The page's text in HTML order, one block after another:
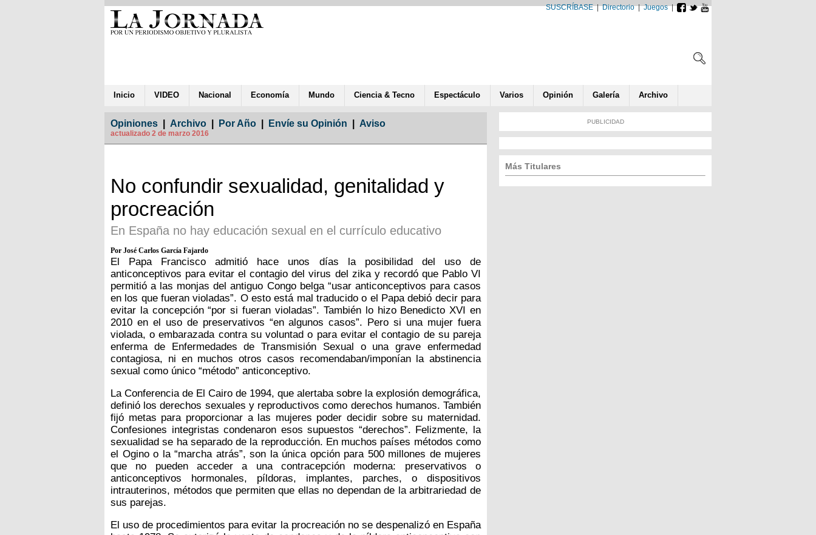
SUSCRÍBASE|Directorio|Juegos|
Inicio VIDEO Nacional Economía Mundo Ciencia & Tecno Espectáculo Varios Opinión Galería Archivo
Opiniones Archivo Por Año Envíe su Opinión Aviso
actualizado 2 de marzo 2016
No confundir sexualidad, genitalidad y
procreación
En España no hay educación sexual en el currículo educativo
Por José Carlos García Fajardo
El Papa Francisco admitió hace unos días la posibilidad del uso de
anticonceptivos para evitar el contagio del virus del zika y recordó que Pablo VI
permitió a las monjas del antiguo Congo belga “usar anticonceptivos para casos
en los que fueran violadas”. O esto está mal traducido o el Papa debió decir para
evitar la concepción “por si fueran violadas”. También lo hizo Benedicto XVI en
2010 en el uso de preservativos “en algunos casos”. Pero si una mujer fuera
violada, o embarazada contra su voluntad o para evitar el contagio de su pareja
enferma de Enfermedades de Transmisión Sexual o una grave enfermedad
contagiosa, ni en muchos otros casos recomendaban/imponían la abstinencia
sexual como único “método” anticonceptivo.
La Conferencia de El Cairo de 1994, que alertaba sobre la explosión demográfica,
definió los derechos sexuales y reproductivos como derechos humanos. También
fijó metas para proporcionar a las mujeres poder decidir sobre su maternidad.
Confesiones integristas condenaron esos supuestos “derechos”. Felizmente, la
sexualidad se ha separado de la reproducción. En muchos países métodos como
el Ogino o la “marcha atrás”, son la única opción para 500 millones de mujeres
que no pueden acceder a una contracepción moderna: preservativos o
anticonceptivos hormonales, píldoras, implantes, parches, o dispositivos
intrauterinos, métodos que permiten que ellas no dependan de la arbitrariedad de
sus parejas.
El uso de procedimientos para evitar la procreación no se despenalizó en España
PUBLICIDAD
Más Titulares